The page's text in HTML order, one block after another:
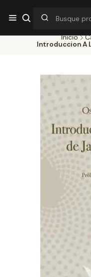
¡Por pocos días!
$38.000
Inicio
Introduccion A